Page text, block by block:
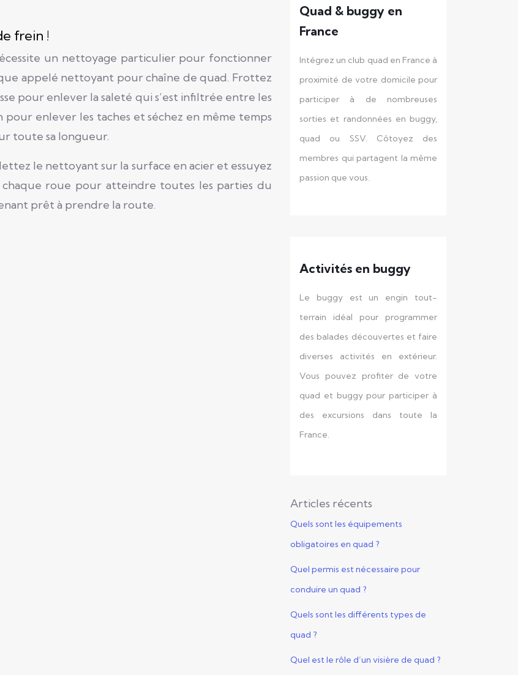
frein !
un nettoyage particulier pour fonctionner
appelé nettoyant pour chaîne de quad. Frottez
pour enlever la saleté qui s’est infiltrée entre les
enlever les taches et séchez en même temps
toute sa longueur.
le nettoyant sur la surface en acier et essuyez
roue pour atteindre toutes les parties du
prêt à prendre la route.
Quad & buggy en
France
Intégrez un club quad en France à
proximité de votre domicile pour
participer à de nombreuses
sorties et randonnées en buggy,
quad ou SSV. Côtoyez des
membres qui partagent la même
passion que vous.
Activités en buggy
Le buggy est un engin tout-
terrain idéal pour programmer
des balades découvertes et faire
diverses activités en extérieur.
Vous pouvez profiter de votre
quad et buggy pour participer à
des excursions dans toute la
France.
Articles récents
Quels sont les équipements
obligatoires en quad ?
Quel permis est nécessaire pour
conduire un quad ?
Quels sont les différents types de
quad ?
Quel est le rôle d’un visière de quad ?